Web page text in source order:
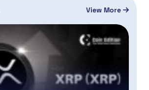
View More